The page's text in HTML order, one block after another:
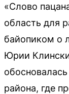
«Слово
область для
байопиком о
Юрии
района, где